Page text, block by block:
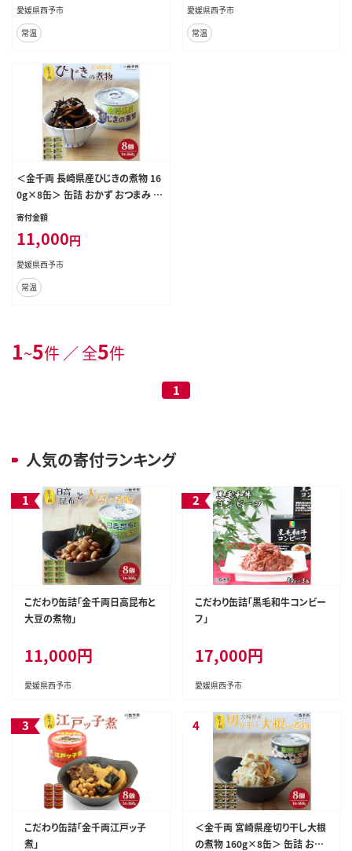
愛媛県西予市
常温
ール・シー・フードパック 特産品 愛
媛県 西予市 【常温】『1か月以内に順
次出荷』
愛媛県西予市
常温
＜金千両 長崎県産ひじきの煮物 16
0g×8缶＞ 缶詰 おかず おつまみ 和
食 和風 保存食 非常食 防災 備蓄 長
芽ひじき ヒジキ 加工品 国産 アー
ル・シー・フードパック 特産品 愛媛
県 西予市 【常温】『1か月以内に順次
出荷』
寄付金額
11,000円
愛媛県西予市
常温
1~5件 ／ 全5件
1
人気の寄付ランキング
こだわり缶詰「金千両日高昆布と
大豆の煮物」
11,000円
愛媛県西予市
こだわり缶詰「黒毛和牛コンビー
フ」
17,000円
愛媛県西予市
こだわり缶詰「金千両江戸ッ子
煮」
＜金千両 宮崎県産切り干し大根
の煮物 160g×8缶＞ 缶詰 お惣